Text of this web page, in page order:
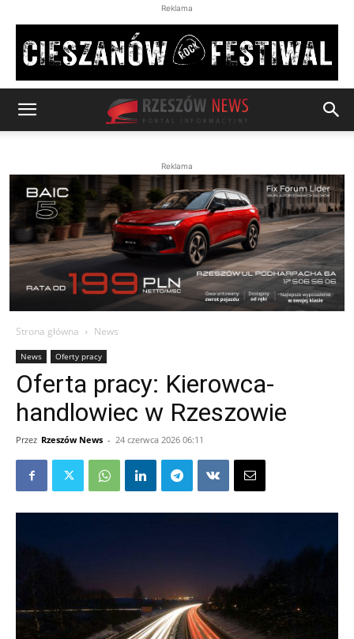
Reklama
Reklama
Strona główna News
News Oferty pracy
Oferta pracy: Kierowca-
handlowiec w Rzeszowie
Przez Rzeszów News - 24 czerwca 2026 06:11